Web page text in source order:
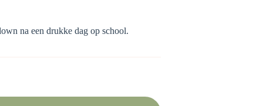
na een drukke dag op school.